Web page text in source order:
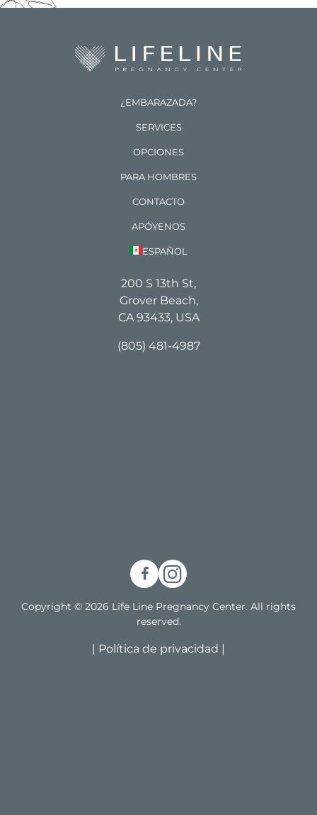
¿EMBARAZADA?
SERVICES
OPCIONES
PARA HOMBRES
CONTACTO
APÓYENOS
ESPAÑOL
200 S 13th St,
Grover Beach,
CA 93433, USA
(805) 481-4987
Copyright © 2026 Life Line Pregnancy Center. All rights
reserved.
| Política de privacidad |